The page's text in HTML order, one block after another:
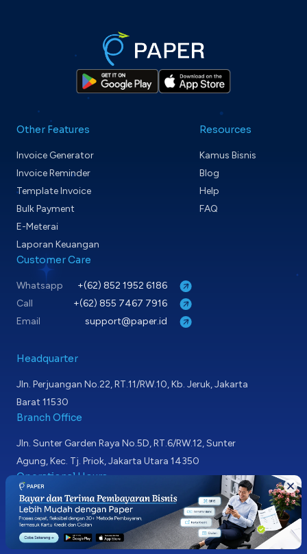
Other Features
Invoice Generator
Invoice Reminder
Template Invoice
Bulk Payment
E-Meterai
Laporan Keuangan
Resources
Kamus Bisnis
Blog
Help
FAQ
Customer Care
Whatsapp
+(62) 852 1952 6186
Call
+(62) 855 7467 7916
Email
support@paper.id
Headquarter
Jln. Perjuangan No.22, RT.11/RW.10, Kb. Jeruk, Jakarta
Barat 11530
Branch Office
Jln. Sunter Garden Raya No.5D, RT.6/RW.12, Sunter
Agung, Kec. Tj. Priok, Jakarta Utara 14350
Operational Hours
Weekdays
7AM - 10PM
Weekend & Holidays
8AM - 5PM